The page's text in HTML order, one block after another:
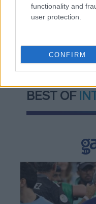
functionality and
user protection.
CONFIRM
BEST OF